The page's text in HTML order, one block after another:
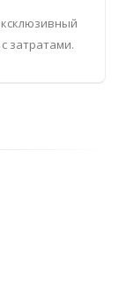
затратами.